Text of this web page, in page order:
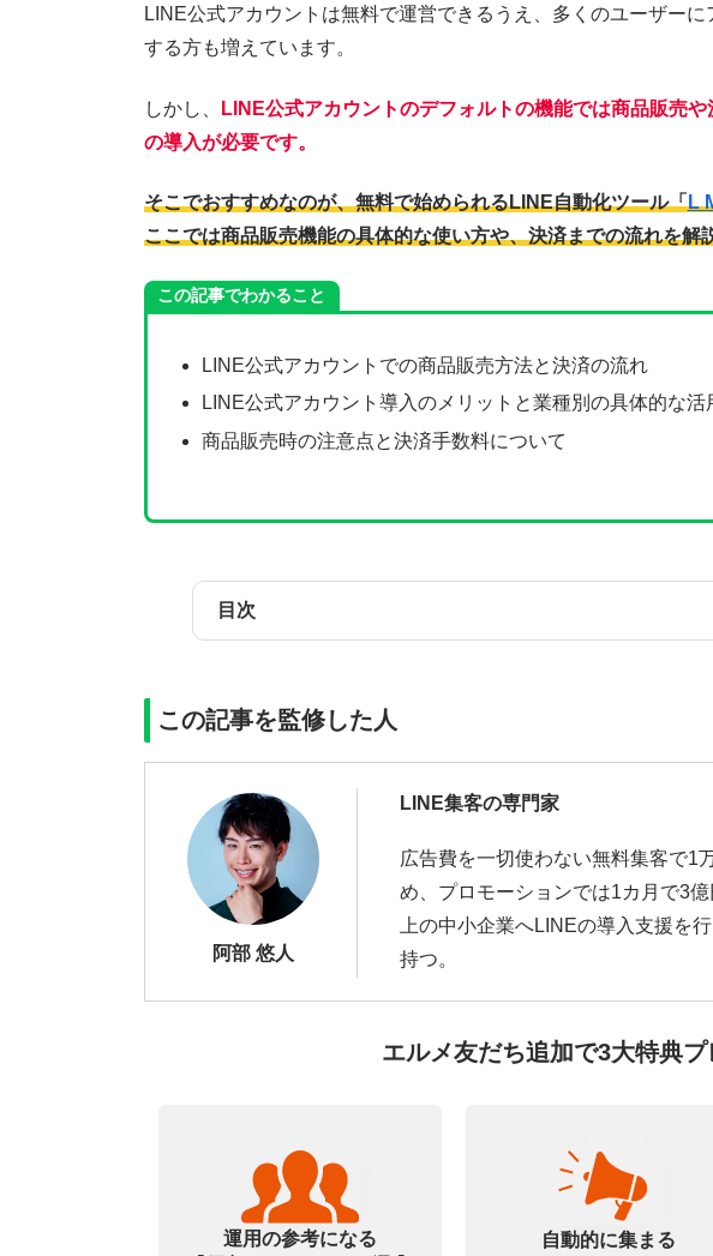
LINE公式アカウントは無料で運営できるうえ、多くのユーザー
する方も増えています。
しかし、
LINE公式アカウントのデフォルトの機能では商品販売
の導入が必要です。
そこでおすすめなのが、無料で始められるLINE自動化ツール「L
ここでは商品販売機能の具体的な使い方や、決済までの流れを解
この記事でわかること
LINE公式アカウントでの商品販売方法と決済の流れ
LINE公式アカウント導入のメリットと業種別の具体的な活
商品販売時の注意点と決済手数料について
目次
この記事を監修した人
阿部 悠人
LINE集客の専門家
広告費を一切使わない無料集客で1
め、プロモーションでは1カ月で3
上の中小企業へLINEの導入支援を
持つ。
エルメ友だち追加で3大特典
運用の参考になる
自動的に集まる